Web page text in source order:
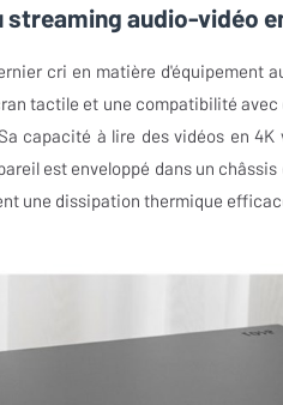
streaming audio-vidéo
cri en matière d'équipement
tactile et une compatibilité
capacité à lire des vidéos en
est enveloppé dans un
une dissipation thermique